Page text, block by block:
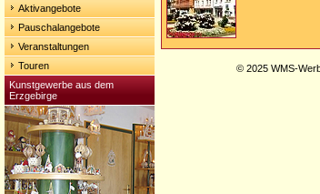
Aktivangebote
Pauschalangebote
Veranstaltungen
Touren
Kunstgewerbe aus dem
Erzgebirge
© 2025 WMS-